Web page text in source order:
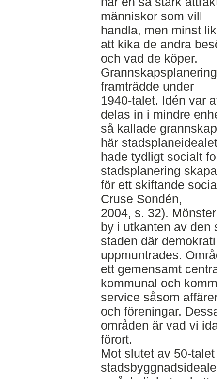
människor som vill
handla, men minst
att kika de andra
och vad de köper.
framträdde under
1940-talet. Idén var
delas in i mindre
så kallade
här stadsplaneidealet
hade tydligt socialt
stadsplanering
för ett skiftande
Cruse Sondén,
2004, s. 32).
by i utkanten av den
staden där
uppmuntrades.
ett gemensamt
kommunal och
service såsom
och föreningar.
områden är vad vi
förort.
Mot slutet av 50-